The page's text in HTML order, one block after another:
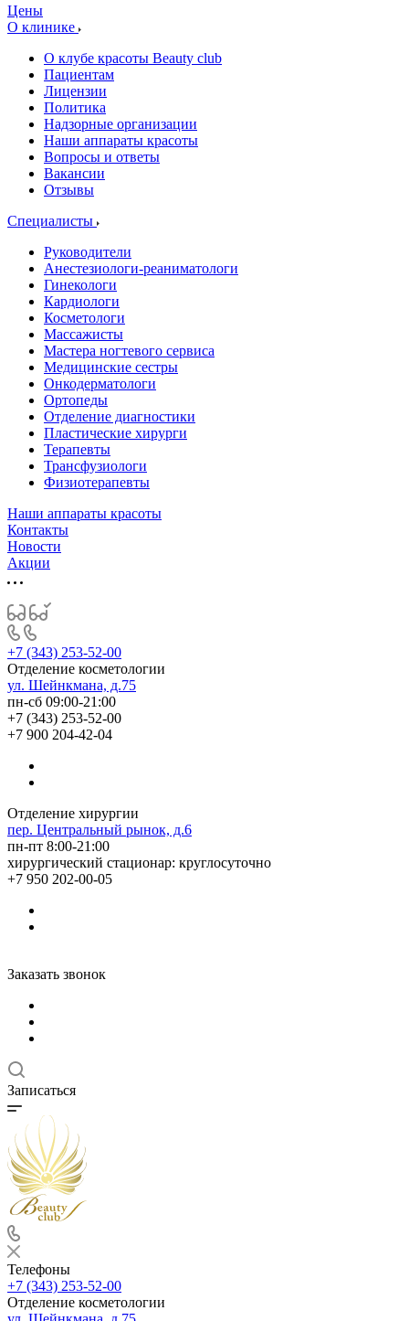
Цены
О клинике
О клубе красоты Beauty club
Пациентам
Лицензии
Политика
Надзорные организации
Наши аппараты красоты
Вопросы и ответы
Вакансии
Отзывы
Специалисты
Руководители
Анестезиологи-реаниматологи
Гинекологи
Кардиологи
Косметологи
Массажисты
Мастера ногтевого сервиса
Медицинские сестры
Онкодерматологи
Ортопеды
Отделение диагностики
Пластические хирурги
Терапевты
Трансфузиологи
Физиотерапевты
Наши аппараты красоты
Контакты
Новости
Акции
+7 (343) 253-52-00
Отделение косметологии
ул. Шейнкмана, д.75
пн-сб 09:00-21:00
+7 (343) 253-52-00
+7 900 204-42-04
Отделение хирургии
пер. Центральный рынок, д.6
пн-пт 8:00-21:00
хирургический стационар: круглосуточно
+7 950 202-00-05
Заказать звонок
Записаться
Телефоны
+7 (343) 253-52-00
Отделение косметологии